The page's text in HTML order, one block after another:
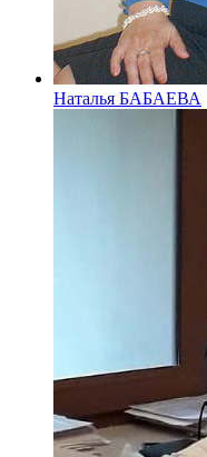
Наталья БАБАЕВА